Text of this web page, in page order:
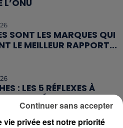
L’ONU
SONT LES MARQUES QUI
LE MEILLEUR RAPPORT...
: LES 5 RÉFLEXES À
POUR ÉVITER
CET ÉTÉ...
vie privée est notre priorité
Continuer sans accepter